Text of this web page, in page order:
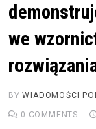
we
BYWIADOMOŚCI
0 COMMENTS